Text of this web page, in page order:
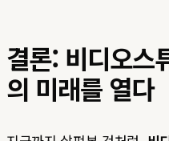
결론: 비디오스
의 미래를 열다